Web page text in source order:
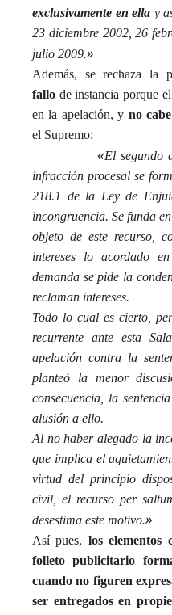
exclusivamente en ella y
23 diciembre 2002, 26
julio 2009.»
Además, se rechaza la
fallo de instancia porque
en la apelación, y no
el Supremo:
«El segundo
infracción procesal se
218.1 de la Ley de
incongruencia. Se funda
objeto de este recurso,
intereses lo acordado
demanda se pide la
reclaman intereses.
Todo lo cual es cierto,
recurrente ante esta
apelación contra la
planteó la menor
consecuencia, la
alusión a ello.
Al no haber alegado la
que implica el
virtud del principio
civil, el recurso per
desestima este motivo.»
Así pues, los elementos
folleto publicitario
cuando no figuren
ser entregados en